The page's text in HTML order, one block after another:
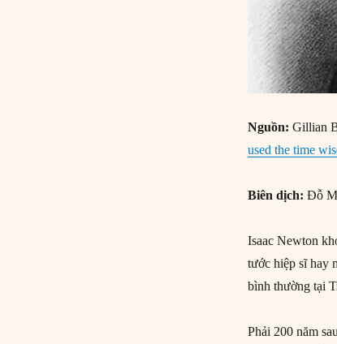
Nguồn: Gillian
used the time
Biên dịch:Đỗ
Isaac Newton
tước hiệp sĩ hay
bình thường tại
Phải 200 năm